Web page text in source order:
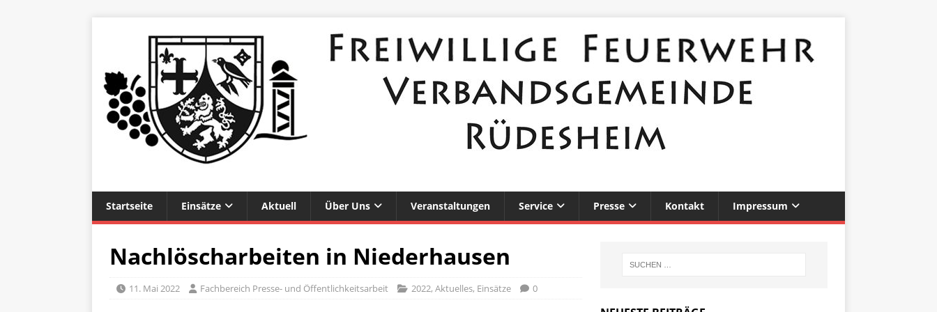
Startseite Einsätze Aktuell Über Uns Veranstaltungen Service Presse Kontakt Impressum
Nachlöscharbeiten in Niederhausen
11. Mai 2022 Fachbereich Presse- und Öffentlichkeitsarbeit 2022, Aktuelles, Einsätze 0